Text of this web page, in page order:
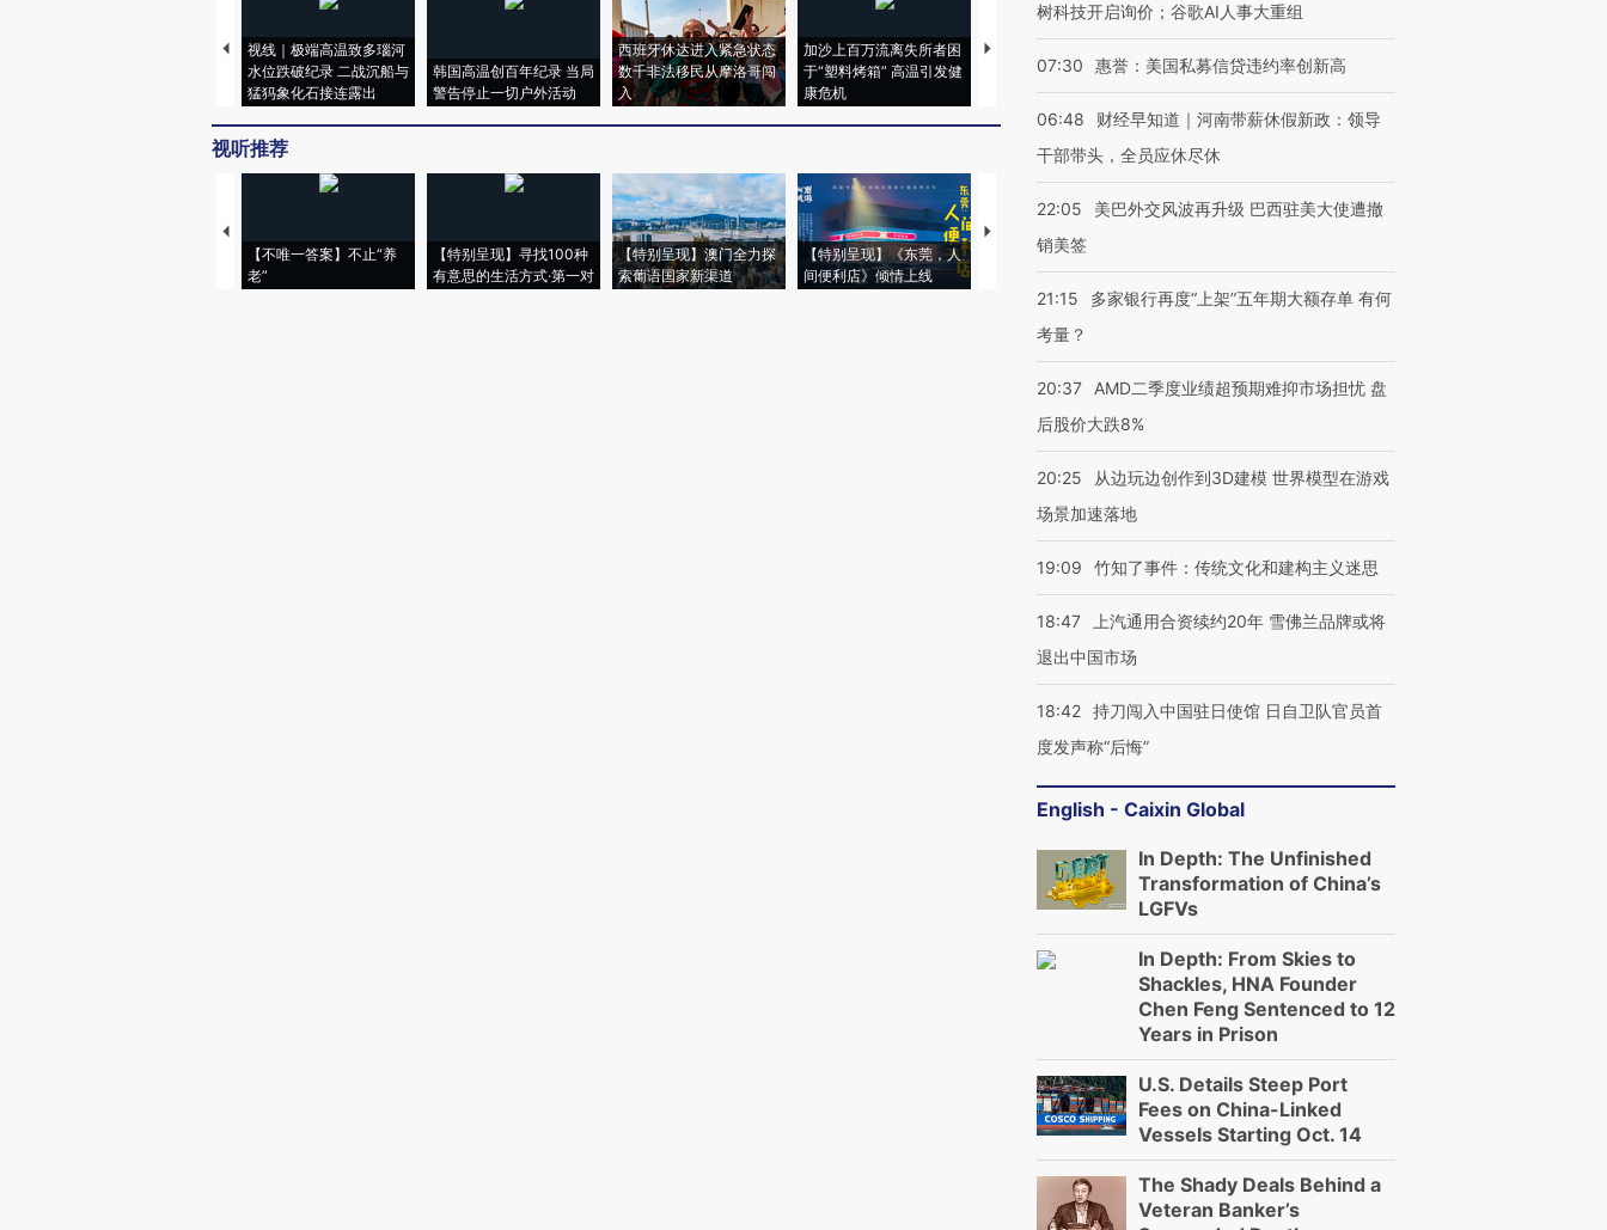
视线｜极端高温致多瑙河
水位跌破纪录 二战沉船与
猛犸象化石接连露出
韩国高温创百年纪录 当局
警告停止一切户外活动
西班牙休达进入紧急状态
数千非法移民从摩洛哥闯
入
加沙上百万流离失所者困
于“塑料烤箱” 高温引发健
康危机
马航飞行员跨国走私7万
粒摇头丸 尿检体内含3种
泽连斯基密集出访美英 索
要防空导弹“救急”
13人遇难
视听推荐
【不唯一答案】不止“养
老”
【特别呈现】寻找100种
有意思的生活方式·第一对
【特别呈现】澳门全力探
索葡语国家新渠道
【特别呈现】《东莞，人
间便利店》倾情上线
【推广】走进第四届链博
会，让数智科技“链”接产
有意思的生活方式·第三对
住三大增长引擎是什么？
树科技开启询价；谷歌AI人事大重组
07:30 惠誉：美国私募信贷违约率创新高
06:48
财经早知道｜河南带薪休假新政：领导
干部带头，全员应休尽休
22:05
美巴外交风波再升级 巴西驻美大使遭撤
销美签
21:15
多家银行再度“上架”五年期大额存单 有何
考量？
20:37
AMD二季度业绩超预期难抑市场担忧 盘
后股价大跌8%
20:25
从边玩边创作到3D建模 世界模型在游戏
场景加速落地
19:09 竹知了事件：传统文化和建构主义迷思
18:47
上汽通用合资续约20年 雪佛兰品牌或将
退出中国市场
18:42 持刀闯入中国驻日使馆 日自卫队官员首
度发声称“后悔”
English - Caixin Global
In Depth: The Unfinished
Transformation of China’s
LGFVs
In Depth: From Skies to
Shackles, HNA Founder
Chen Feng Sentenced to 12
Years in Prison
U.S. Details Steep Port
Fees on China-Linked
Vessels Starting Oct. 14
The Shady Deals Behind a
Veteran Banker’s